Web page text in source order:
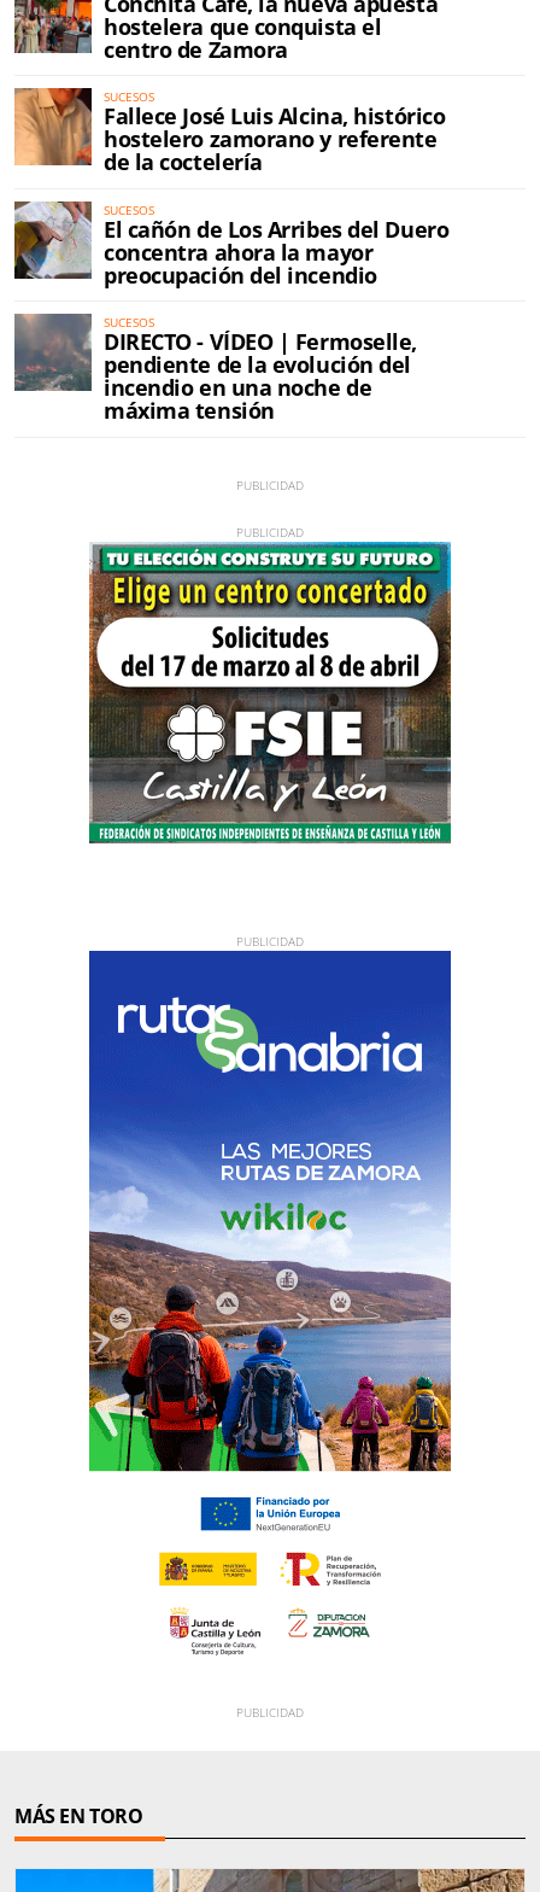
hostelera que conquista el
centro de Zamora
SUCESOS
Fallece José Luis Alcina, histórico
hostelero zamorano y referente
de la coctelería
SUCESOS
El cañón de Los Arribes del Duero
concentra ahora la mayor
preocupación del incendio
SUCESOS
DIRECTO - VÍDEO | Fermoselle,
pendiente de la evolución del
incendio en una noche de
máxima tensión
MÁS EN TORO